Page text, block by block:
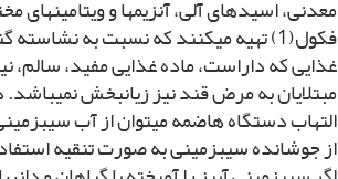
معدنى، اسیدهاى آلى، آنزیم‏ها و
فکول(1) تهیه مى‏کنند که نسبت به
غذایى که داراست، ماده غذایى مفید،
مبتلایان به مرض قند نیز زیان‏بخش
التهاب دستگاه هاضمه مى‏توان از آب
از جوشانده سیب‏زمینى به صورت تنقیه